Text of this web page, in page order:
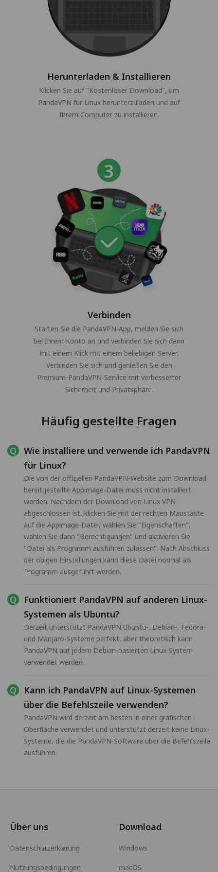
Herunterladen & Installieren
Klicken Sie auf "Kostenloser Download", um
PandaVPN für Linux herunterzuladen und auf
Ihrem Computer zu installieren.
Verbinden
Starten Sie die PandaVPN-App, melden Sie sich
bei Ihrem Konto an und verbinden Sie sich dann
mit einem Klick mit einem beliebigen Server.
Verbinden Sie sich und genießen Sie den
Premium-PandaVPN-Service mit verbesserter
Sicherheit und Privatsphäre.
Häufig gestellte Fragen
Wie installiere und verwende ich PandaVPN
für Linux?
Die von der offiziellen PandaVPN-Website zum Download
bereitgestellte Appimage-Datei muss nicht installiert
werden. Nachdem der Download von Linux VPN
abgeschlossen ist, klicken Sie mit der rechten Maustaste
auf die Appimage-Datei, wählen Sie "Eigenschaften",
wählen Sie dann "Berechtigungen" und aktivieren Sie
"Datei als Programm ausführen zulassen". Nach Abschluss
der obigen Einstellungen kann diese Datei normal als
Programm ausgeführt werden.
Funktioniert PandaVPN auf anderen Linux-
Systemen als Ubuntu?
Derzeit unterstützt PandaVPN Ubuntu-, Debian-, Fedora-
und Manjaro-Systeme perfekt, aber theoretisch kann
PandaVPN auf jedem Debian-basierten Linux-System
verwendet werden.
Kann ich PandaVPN auf Linux-Systemen
über die Befehlszeile verwenden?
PandaVPN wird derzeit am besten in einer grafischen
Oberfläche verwendet und unterstützt derzeit keine Linux-
Systeme, die die PandaVPN-Software über die Befehlszeile
ausführen.
Über uns
Datenschutzerklärung
Nutzungsbedingungen
Download
Windows
macOS